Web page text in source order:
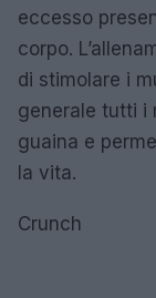
eccesso
corpo.
di stimolare i
generale tutti i
guaina e
la vita.
Crunch